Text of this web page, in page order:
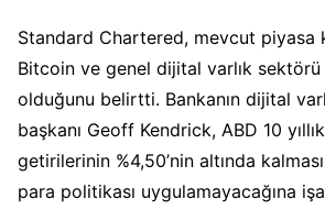
Standard Chartered, mevcut piyasa
Bitcoin ve genel dijital varlık
olduğunu belirtti. Bankanın dijital
başkanı Geoff Kendrick, ABD 10
getirilerinin %4,50’nin altında
para politikası uygulamayacağına